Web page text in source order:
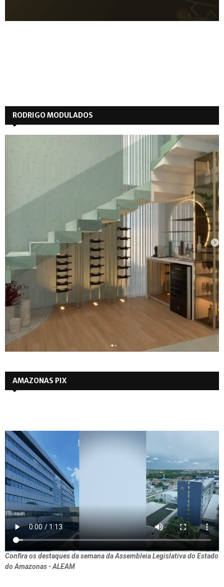
RODRIGO MODULADOS
AMAZONAS PIX
Confira os destaques da semana da Assembleia Legislativa do Estado
do Amazonas - ALEAM